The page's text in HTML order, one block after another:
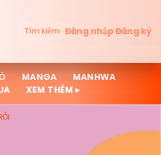
Tìm kiếm Đăng nhậpĐăng ký
MANGA
MANHWA
XEM THÊM ▸